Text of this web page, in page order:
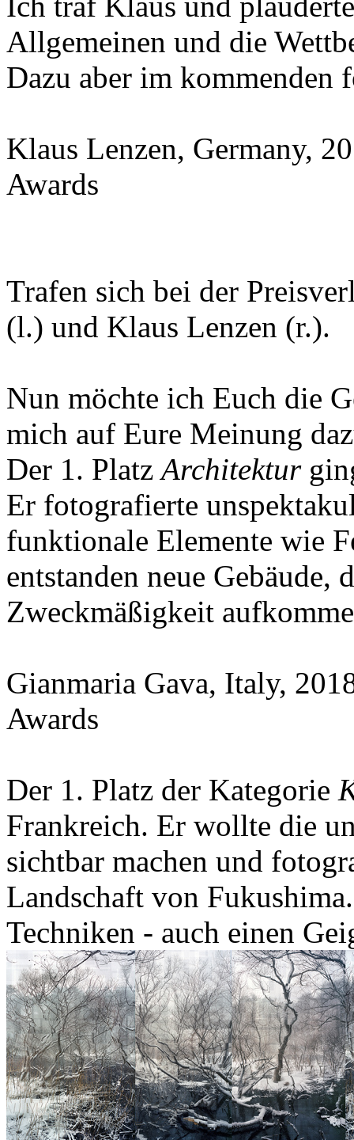
Allgemeinen und die
Dazu aber im kommenden
Klaus Lenzen, Germany,
Awards
Trafen sich bei der
(l.) und Klaus Lenzen (r.).
Nun möchte ich Euch die
mich auf Eure Meinung
Der 1. PlatzArchitektur
Er fotografierte
funktionale Elemente wie
entstanden neue Gebäude,
Zweckmäßigkeit
Gianmaria Gava, Italy,
Awards
Der 1. Platz der Kategorie
Frankreich. Er wollte die
sichtbar machen und
Landschaft von
Techniken - auch einen